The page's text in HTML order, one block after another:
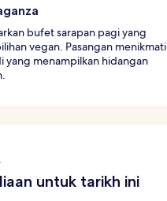
bufet sarapan pagi yang
vegan. Pasangan menikmati
yang menampilkan hidangan
untuk tarikh ini